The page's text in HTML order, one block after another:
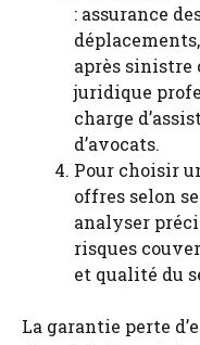
: assurance
après sinistre
juridique
charge
d’avocats.
Pour choisir
offres selon
analyser
risques
et qualité du
La garantie perte